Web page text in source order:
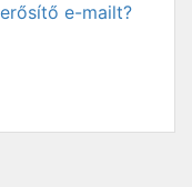
e-mailt?